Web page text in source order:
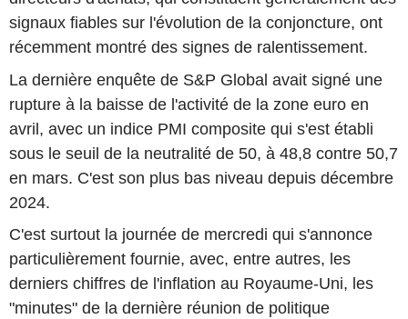
signaux fiables sur l'évolution de la conjoncture, ont
récemment montré des signes de ralentissement.
La dernière enquête de S&P Global avait signé une
rupture à la baisse de l'activité de la zone euro en
avril, avec un indice PMI composite qui s'est établi
sous le seuil de la neutralité de 50, à 48,8 contre 50,7
en mars. C'est son plus bas niveau depuis décembre
2024.
C'est surtout la journée de mercredi qui s'annonce
particulièrement fournie, avec, entre autres, les
derniers chiffres de l'inflation au Royaume-Uni, les
"minutes" de la dernière réunion de politique